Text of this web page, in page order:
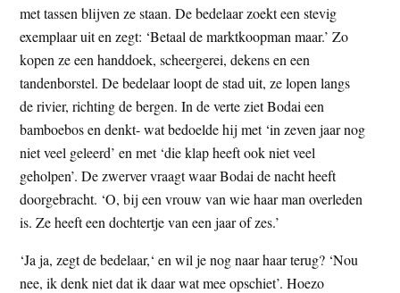
met tassen blijven ze staan. De bedelaar zoekt een stevig
exemplaar uit en zegt: ‘Betaal de marktkoopman maar.’ Zo
kopen ze een handdoek, scheergerei, dekens en een
tandenborstel. De bedelaar loopt de stad uit, ze lopen langs
de rivier, richting de bergen. In de verte ziet Bodai een
bamboebos en denkt- wat bedoelde hij met ‘in zeven jaar nog
niet veel geleerd’ en met ‘die klap heeft ook niet veel
geholpen’. De zwerver vraagt waar Bodai de nacht heeft
doorgebracht. ‘O, bij een vrouw van wie haar man overleden
is. Ze heeft een dochtertje van een jaar of zes.’
‘Ja ja, zegt de bedelaar,‘ en wil je nog naar haar terug? ‘Nou
nee, ik denk niet dat ik daar wat mee opschiet’. Hoezo